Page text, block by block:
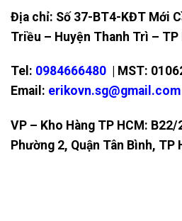
Địa chỉ: Số 37-BT4-KĐT Mới
Triều – Huyện Thanh Trì – TP
Tel: 0984666480 | MST:
Email: erikovn.sg@gmail.com
VP – Kho Hàng TP HCM:
Phường 2, Quận Tân Bình, TP